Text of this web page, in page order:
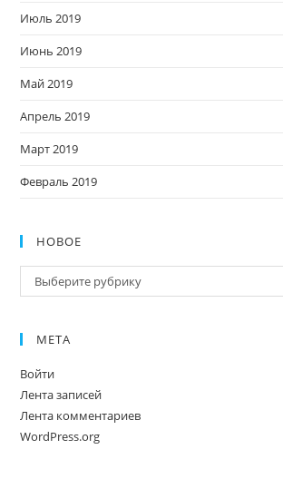
Июль 2019
Июнь 2019
Май 2019
Апрель 2019
Март 2019
Февраль 2019
НОВОЕ
Новое
Выберите рубрику
МЕТА
Войти
Лента записей
Лента комментариев
WordPress.org